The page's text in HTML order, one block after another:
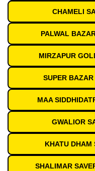
CHAMELI
PALWAL
MIRZAPUR
SUPER
MAA
GWALIOR
KHATU DHAM
SHALIMAR